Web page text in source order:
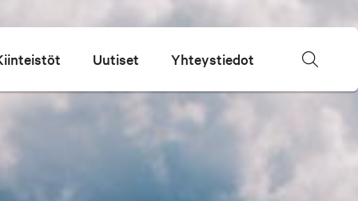
Uutiset Yhteystiedot